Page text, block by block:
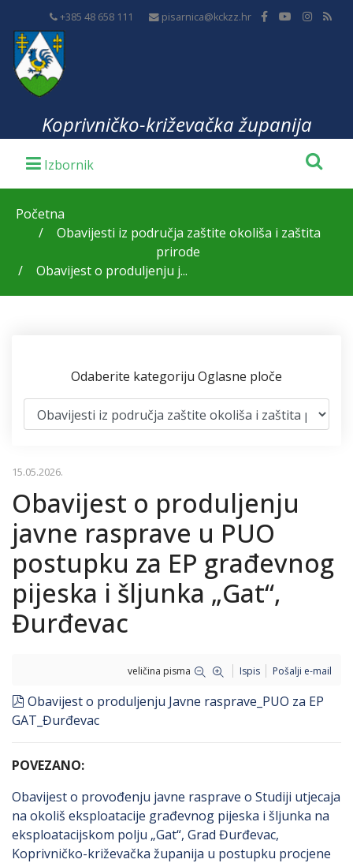
+385 48 658 111 pisarnica@kckzz.hr
Koprivničko-križevačka županija
Početna
Obavijesti iz područja zaštite okoliša i zaštita
prirode
Obavijest o produljenju j...
Odaberite kategoriju Oglasne ploče
15.05.2026.
Obavijest o produljenju
javne rasprave u PUO
postupku za EP građevnog
pijeska i šljunka „Gat“,
Đurđevac
veličina pisma Ispis Pošalji e-mail
pdf
Obavijest o produljenju Javne rasprave_PUO za EP
GAT_Đurđevac
POVEZANO:
Obavijest o provođenju javne rasprave o Studiji utjecaja
na okoliš eksploatacije građevnog pijeska i šljunka na
eksploatacijskom polju „Gat“, Grad Đurđevac,
Koprivničko-križevačka županija u postupku procjene